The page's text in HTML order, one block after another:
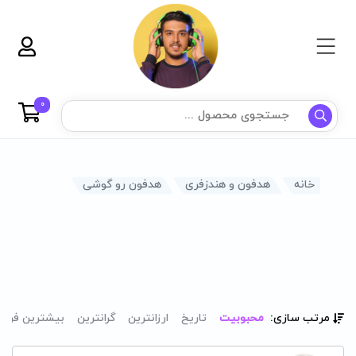
0
خانه هدفون و هندزفری هدفون رو گوشی
مرتب سازی: محبوبیت تاریخ ارزانترین گرانترین بیشترین